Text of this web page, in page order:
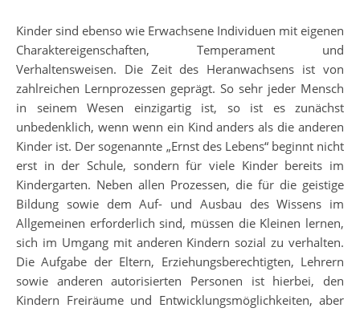
Kinder sind ebenso wie Erwachsene Individuen mit eigenen
Charaktereigenschaften, Temperament und
Verhaltensweisen. Die Zeit des Heranwachsens ist von
zahlreichen Lernprozessen geprägt. So sehr jeder Mensch
in seinem Wesen einzigartig ist, so ist es zunächst
unbedenklich, wenn wenn ein Kind anders als die anderen
Kinder ist. Der sogenannte „Ernst des Lebens“ beginnt nicht
erst in der Schule, sondern für viele Kinder bereits im
Kindergarten. Neben allen Prozessen, die für die geistige
Bildung sowie dem Auf- und Ausbau des Wissens im
Allgemeinen erforderlich sind, müssen die Kleinen lernen,
sich im Umgang mit anderen Kindern sozial zu verhalten.
Die Aufgabe der Eltern, Erziehungsberechtigten, Lehrern
sowie anderen autorisierten Personen ist hierbei, den
Kindern Freiräume und Entwicklungsmöglichkeiten, aber